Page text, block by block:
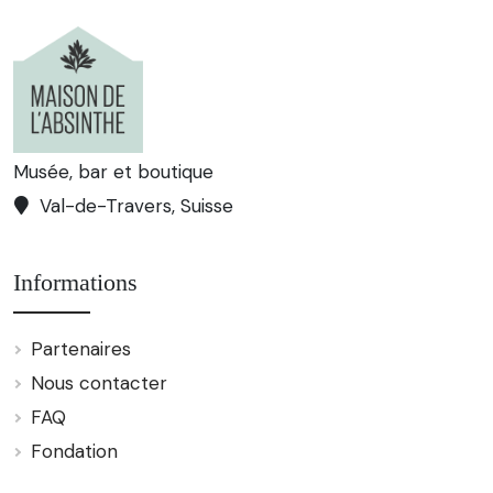
Musée, bar et boutique
Val-de-Travers, Suisse
Informations
Partenaires
Nous contacter
FAQ
Fondation